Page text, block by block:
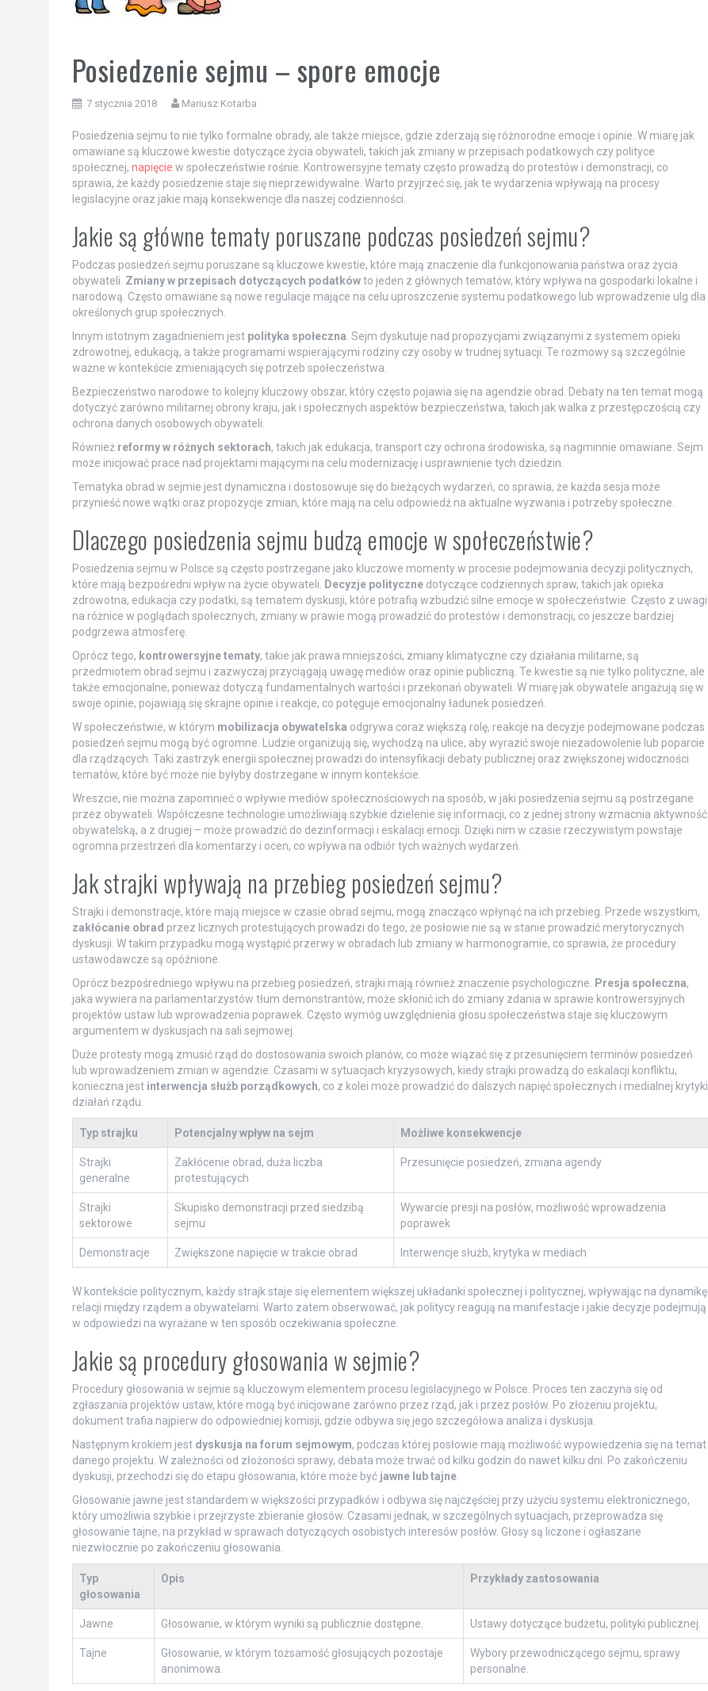
Posiedzenie sejmu – spore emocje
7 stycznia 2018 Mariusz Kotarba
Posiedzenia sejmu to nie tylko formalne obrady, ale także miejsce, gdzie zderzają się różnorodne emocje i opinie. W miarę jak
omawiane są kluczowe kwestie dotyczące życia obywateli, takich jak zmiany w przepisach podatkowych czy polityce
społecznej, napięcie w społeczeństwie rośnie. Kontrowersyjne tematy często prowadzą do protestów i demonstracji, co
sprawia, że każdy posiedzenie staje się nieprzewidywalne. Warto przyjrzeć się, jak te wydarzenia wpływają na procesy
legislacyjne oraz jakie mają konsekwencje dla naszej codzienności.
Jakie są główne tematy poruszane podczas posiedzeń sejmu?
Podczas posiedzeń sejmu poruszane są kluczowe kwestie, które mają znaczenie dla funkcjonowania państwa oraz życia
obywateli. Zmiany w przepisach dotyczących podatkówto jeden z głównych tematów, który wpływa na gospodarki lokalne i
narodową. Często omawiane są nowe regulacje mające na celu uproszczenie systemu podatkowego lub wprowadzenie ulg dla
określonych grup społecznych.
Innym istotnym zagadnieniem jest polityka społeczna . Sejm dyskutuje nad propozycjami związanymi z systemem opieki
zdrowotnej, edukacją, a także programami wspierającymi rodziny czy osoby w trudnej sytuacji. Te rozmowy są szczególnie
ważne w kontekście zmieniających się potrzeb społeczeństwa.
Bezpieczeństwo narodowe to kolejny kluczowy obszar, który często pojawia się na agendzie obrad. Debaty na ten temat mogą
dotyczyć zarówno militarnej obrony kraju, jak i społecznych aspektów bezpieczeństwa, takich jak walka z przestępczością czy
ochrona danych osobowych obywateli.
Również reformy w różnych sektorach, takich jak edukacja, transport czy ochrona środowiska, są nagminnie omawiane. Sejm
może inicjować prace nad projektami mającymi na celu modernizację i usprawnienie tych dziedzin.
Tematyka obrad w sejmie jest dynamiczna i dostosowuje się do bieżących wydarzeń, co sprawia, że każda sesja może
przynieść nowe wątki oraz propozycje zmian, które mają na celu odpowiedź na aktualne wyzwania i potrzeby społeczne.
Dlaczego posiedzenia sejmu budzą emocje w społeczeństwie?
Posiedzenia sejmu w Polsce są często postrzegane jako kluczowe momenty w procesie podejmowania decyzji politycznych,
które mają bezpośredni wpływ na życie obywateli.
Decyzje politycznedotyczące codziennych spraw, takich jak opieka
zdrowotna, edukacja czy podatki, są tematem dyskusji, które potrafią wzbudzić silne emocje w społeczeństwie. Często z uwagi
na różnice w poglądach społecznych, zmiany w prawie mogą prowadzić do protestów i demonstracji, co jeszcze bardziej
podgrzewa atmosferę.
Oprócz tego, kontrowersyjne tematy, takie jak prawa mniejszości, zmiany klimatyczne czy działania militarne, są
przedmiotem obrad sejmu i zazwyczaj przyciągają uwagę mediów oraz opinie publiczną. Te kwestie są nie tylko polityczne, ale
także emocjonalne, ponieważ dotyczą fundamentalnych wartości i przekonań obywateli. W miarę jak obywatele angażują się w
swoje opinie, pojawiają się skrajne opinie i reakcje, co potęguje emocjonalny ładunek posiedzeń.
W społeczeństwie, w którym mobilizacja obywatelska odgrywa coraz większą rolę, reakcje na decyzje podejmowane podczas
posiedzeń sejmu mogą być ogromne. Ludzie organizują się, wychodzą na ulice, aby wyrazić swoje niezadowolenie lub poparcie
dla rządzących. Taki zastrzyk energii społecznej prowadzi do intensyfikacji debaty publicznej oraz zwiększonej widoczności
tematów, które być może nie byłyby dostrzegane w innym kontekście.
Wreszcie, nie można zapomnieć o wpływie mediów społecznościowych na sposób, w jaki posiedzenia sejmu są postrzegane
przez obywateli. Współczesne technologie umożliwiają szybkie dzielenie się informacji, co z jednej strony wzmacnia aktywność
obywatelską, a z drugiej – może prowadzić do dezinformacji i eskalacji emocji. Dzięki nim w czasie rzeczywistym powstaje
ogromna przestrzeń dla komentarzy i ocen, co wpływa na odbiór tych ważnych wydarzeń.
Jak strajki wpływają na przebieg posiedzeń sejmu?
Strajki i demonstracje, które mają miejsce w czasie obrad sejmu, mogą znacząco wpłynąć na ich przebieg. Przede wszystkim,
zakłócanie obrad przez licznych protestujących prowadzi do tego, że posłowie nie są w stanie prowadzić merytorycznych
dyskusji. W takim przypadku mogą wystąpić przerwy w obradach lub zmiany w harmonogramie, co sprawia, że procedury
ustawodawcze są opóźnione.
Oprócz bezpośredniego wpływu na przebieg posiedzeń, strajki mają również znaczenie psychologiczne.
Presja społeczna,
jaka wywiera na parlamentarzystów tłum demonstrantów, może skłonić ich do zmiany zdania w sprawie kontrowersyjnych
projektów ustaw lub wprowadzenia poprawek. Często wymóg uwzględnienia głosu społeczeństwa staje się kluczowym
argumentem w dyskusjach na sali sejmowej.
Duże protesty mogą zmusić rząd do dostosowania swoich planów, co może wiązać się z przesunięciem terminów posiedzeń
lub wprowadzeniem zmian w agendzie. Czasami w sytuacjach kryzysowych, kiedy strajki prowadzą do eskalacji konfliktu,
konieczna jest interwencja służb porządkowych, co z kolei może prowadzić do dalszych napięć społecznych i medialnej krytyki
działań rządu.
Typ strajku Potencjalny wpływ na sejm Możliwe konsekwencje
Strajki
generalne
Zakłócenie obrad, duża liczba
protestujących
Przesunięcie posiedzeń, zmiana agendy
Strajki
sektorowe
Skupisko demonstracji przed siedzibą
sejmu
Wywarcie presji na posłów, możliwość wprowadzenia
poprawek
Demonstracje Zwiększone napięcie w trakcie obrad Interwencje służb, krytyka w mediach
W kontekście politycznym, każdy strajk staje się elementem większej układanki społecznej i politycznej, wpływając na dynamikę
relacji między rządem a obywatelami. Warto zatem obserwować, jak politycy reagują na manifestacje i jakie decyzje podejmują
w odpowiedzi na wyrażane w ten sposób oczekiwania społeczne.
Jakie są procedury głosowania w sejmie?
Procedury głosowania w sejmie są kluczowym elementem procesu legislacyjnego w Polsce. Proces ten zaczyna się od
zgłaszania projektów ustaw, które mogą być inicjowane zarówno przez rząd, jak i przez posłów. Po złożeniu projektu,
dokument trafia najpierw do odpowiedniej komisji, gdzie odbywa się jego szczegółowa analiza i dyskusja.
Następnym krokiem jest dyskusja na forum sejmowym, podczas której posłowie mają możliwość wypowiedzenia się na temat
danego projektu. W zależności od złożoności sprawy, debata może trwać od kilku godzin do nawet kilku dni. Po zakończeniu
dyskusji, przechodzi się do etapu głosowania, które może być jawne lub tajne.
Głosowanie jawne jest standardem w większości przypadków i odbywa się najczęściej przy użyciu systemu elektronicznego,
który umożliwia szybkie i przejrzyste zbieranie głosów. Czasami jednak, w szczególnych sytuacjach, przeprowadza się
głosowanie tajne, na przykład w sprawach dotyczących osobistych interesów posłów. Głosy są liczone i ogłaszane
niezwłocznie po zakończeniu głosowania.
Typ
głosowania
Opis Przykłady zastosowania
Jawne Głosowanie, w którym wyniki są publicznie dostępne. Ustawy dotyczące budżetu, polityki publicznej.
Tajne
Głosowanie, w którym tożsamość głosujących pozostaje
anonimowa.
Wybory przewodniczącego sejmu, sprawy
personalne.